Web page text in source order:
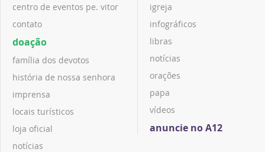
centro de eventos pe. vitor
contato
doação
família dos devotos
história de nossa senhora
imprensa
locais turísticos
loja oficial
notícias
igreja
infográficos
libras
notícias
orações
papa
vídeos
anuncie no A12